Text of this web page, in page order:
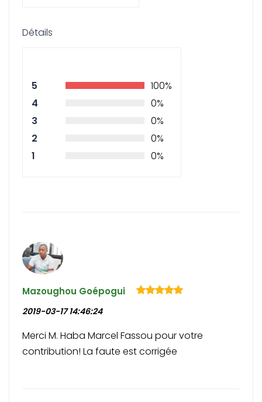
Détails
5
100%
4
0%
3
0%
2
0%
1
0%
Mazoughou Goépogui
2019-03-17 14:46:24
Merci M. Haba Marcel Fassou pour votre
contribution! La faute est corrigée